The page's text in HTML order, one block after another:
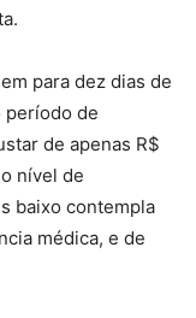
para dez dias de
período de
de apenas R$
nível de
baixo contempla
médica, e de